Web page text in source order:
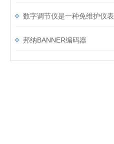
数字调节仪是一种免维护仪表
邦纳BANNER编码器